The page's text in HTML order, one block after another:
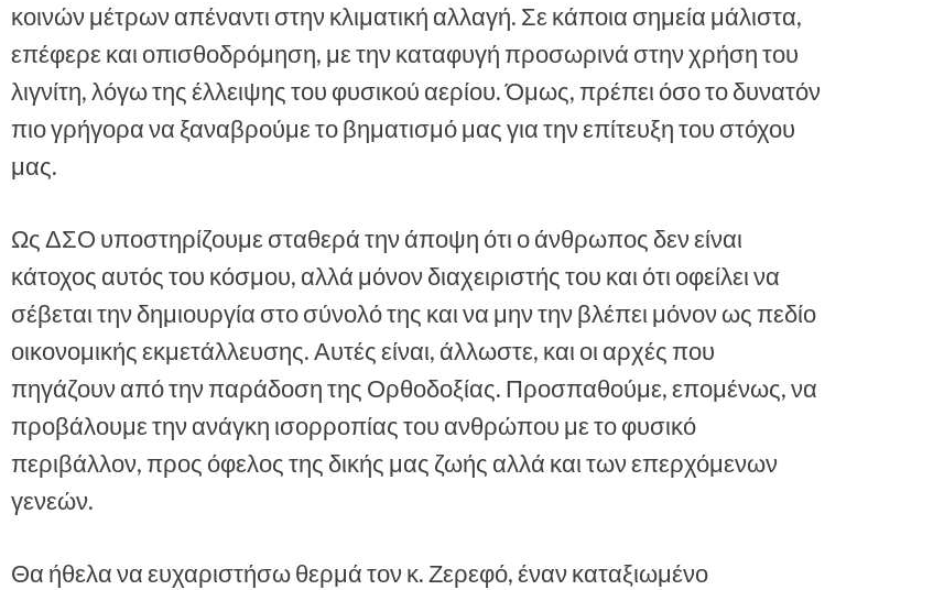
κοινών μέτρων απέναντι στην κλιματική αλλαγή. Σε κάποια σημεία μάλιστα,
επέφερε και οπισθοδρόμηση, με την καταφυγή προσωρινά στην χρήση του
λιγνίτη, λόγω της έλλειψης του φυσικού αερίου. Όμως, πρέπει όσο το δυνατόν
πιο γρήγορα να ξαναβρούμε το βηματισμό μας για την επίτευξη του στόχου
μας.
Ως ΔΣΟ υποστηρίζουμε σταθερά την άποψη ότι ο άνθρωπος δεν είναι
κάτοχος αυτός του κόσμου, αλλά μόνον διαχειριστής του και ότι οφείλει να
σέβεται την δημιουργία στο σύνολό της και να μην την βλέπει μόνον ως πεδίο
οικονομικής εκμετάλλευσης. Αυτές είναι, άλλωστε, και οι αρχές που
πηγάζουν από την παράδοση της Ορθοδοξίας. Προσπαθούμε, επομένως, να
προβάλουμε την ανάγκη ισορροπίας του ανθρώπου με το φυσικό
περιβάλλον, προς όφελος της δικής μας ζωής αλλά και των επερχόμενων
γενεών.
Θα ήθελα να ευχαριστήσω θερμά τον κ. Ζερεφό, έναν καταξιωμένο